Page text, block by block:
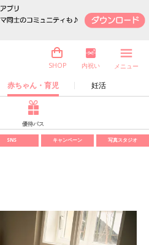
赤ちゃん・育児 妊活
SHOP 内祝い メニュー
優待パス
SNS キャンペーン 写真スタジオ